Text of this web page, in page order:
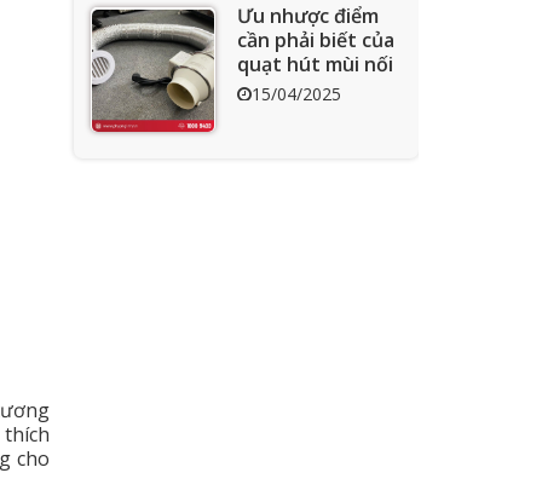
cho
Ưu nhược điểm
cần phải biết của
quạt hút mùi nối
ống15/04/2025